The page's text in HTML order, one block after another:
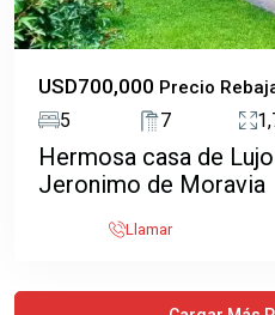
USD700,000 Precio
5 7
Hermosa casa de
Jeronimo de Moravia
Llamar